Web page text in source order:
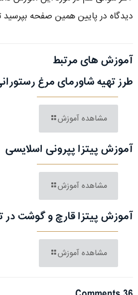
دیدگاه در پایین همین صفحه بپرسید
آموزش های مرتبط
طرز تهیه شاورمای مرغ
مشاهده آموزش
آموزش پیتزا پپرونی اسلایسی
مشاهده آموزش
آموزش پیتزا قارچ و گوشت در
مشاهده آموزش